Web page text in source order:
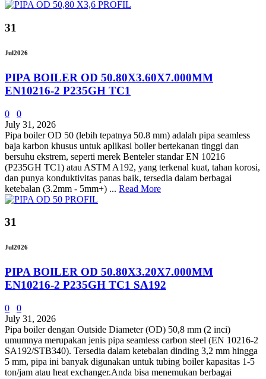
31
Jul2026
PIPA BOILER OD 50.80X3.60X7.000MM
EN10216-2 P235GH TC1
0
0
July 31, 2026
Pipa boiler OD 50 (lebih tepatnya 50.8 mm) adalah pipa seamless
baja karbon khusus untuk aplikasi boiler bertekanan tinggi dan
bersuhu ekstrem, seperti merek Benteler standar EN 10216
(P235GH TC1) atau ASTM A192, yang terkenal kuat, tahan korosi,
dan punya konduktivitas panas baik, tersedia dalam berbagai
ketebalan (3.2mm - 5mm+) ... Read More
31
Jul2026
PIPA BOILER OD 50.80X3.20X7.000MM
EN10216-2 P235GH TC1 SA192
0
0
July 31, 2026
Pipa boiler dengan Outside Diameter (OD) 50,8 mm (2 inci)
umumnya merupakan jenis pipa seamless carbon steel (EN 10216-2
SA192/STB340). Tersedia dalam ketebalan dinding 3,2 mm hingga
5 mm, pipa ini banyak digunakan untuk tubing boiler kapasitas 1-5
ton/jam atau heat exchanger.Anda bisa menemukan berbagai